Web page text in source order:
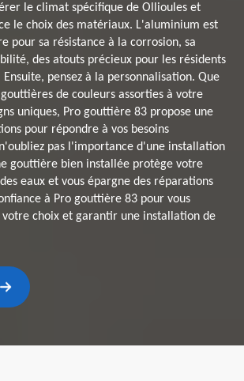
le climat spécifique de Ollioules et
le choix des matériaux. L'aluminium est
pour sa résistance à la corrosion, sa
des atouts précieux pour les résidents
pensez à la personnalisation. Que
de couleurs assorties à votre
uniques, Pro gouttière 83 propose une
pour répondre à vos besoins
pas l'importance d'une installation
gouttière bien installée protège votre
eaux et vous épargne des réparations
à Pro gouttière 83 pour vous
votre choix et garantir une installation de